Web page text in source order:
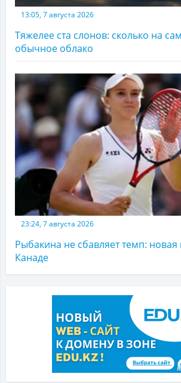
13:05, 7 августа 2026
Тяжелее ста слонов: сколько на
обычное облако
23:24, 7 августа 2026
Рыбакина не сбавляет темп: новая
Канаде